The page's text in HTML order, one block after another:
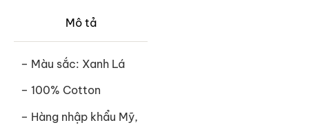
Mô tả
– Màu sắc: Xanh Lá
– 100% Cotton
– Hàng nhập khẩu Mỹ,